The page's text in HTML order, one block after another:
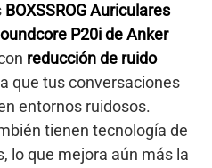
BOXSSROG Auriculares
P20i de Anker
reducción de ruido
que tus conversaciones
entornos ruidosos.
tienen tecnología de
lo que mejora aún más la